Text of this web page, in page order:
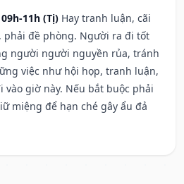
11h (Tị) Hay tranh luận, cãi
phải đề phòng. Người ra đi tốt
người người nguyền rủa, tránh
việc như hội họp, tranh luận,
giờ này. Nếu bắt buộc phải
miệng để hạn ché gây ẩu đả